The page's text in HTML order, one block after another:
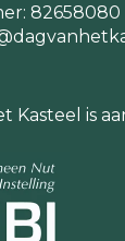
82658080
Kasteel is